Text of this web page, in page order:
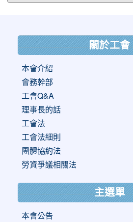
關於工會
本會介紹
會務幹部
工會Q&A
理事長的話
工會法
工會法細則
團體協約法
勞資爭議相關法
主選單
本會公告